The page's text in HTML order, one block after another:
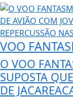
VOO
O VOO
SUPOSTA
DE